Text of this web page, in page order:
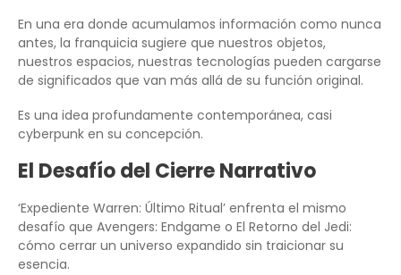
En una era donde acumulamos información como nunca
antes, la franquicia sugiere que nuestros objetos,
nuestros espacios, nuestras tecnologías pueden cargarse
de significados que van más allá de su función original.
Es una idea profundamente contemporánea, casi
cyberpunk en su concepción.
El Desafío del Cierre Narrativo
‘Expediente Warren: Último Ritual’ enfrenta el mismo
desafío que Avengers: Endgame o El Retorno del Jedi:
cómo cerrar un universo expandido sin traicionar su
esencia.